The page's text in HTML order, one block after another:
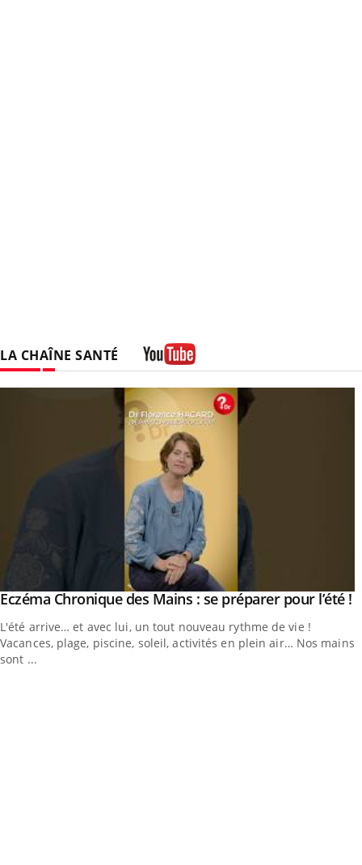
LA CHAÎNE SANTÉ
Youtube
Eczéma Chronique des Mains : se préparer pour l’été !
L'été arrive… et avec lui, un tout nouveau rythme de vie !
Vacances, plage, piscine, soleil, activités en plein air… Nos mains
sont ...